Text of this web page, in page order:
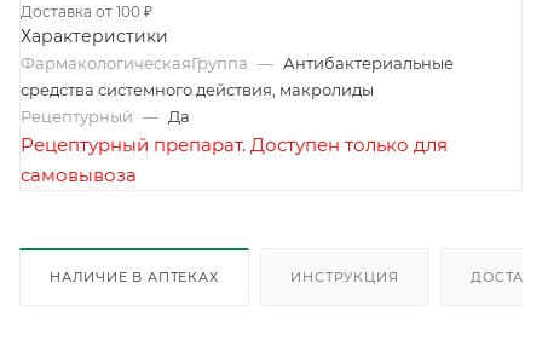
Доставка от 100 ₽
Характеристики
ФармакологическаяГруппа — Антибактериальные
средства системного действия, макролиды
Рецептурный — Да
Рецептурный препарат. Доступен только для
самовывоза
НАЛИЧИЕ В АПТЕКАХ ИНСТРУКЦИЯ